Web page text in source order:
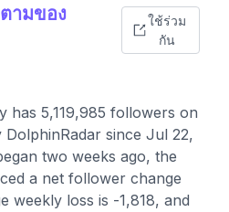
ามของ
ใช้ร่วม
กัน
has 5,119,985 followers on
since Jul 22,
two weeks ago, the
a net follower change
weekly loss is -1,818, and